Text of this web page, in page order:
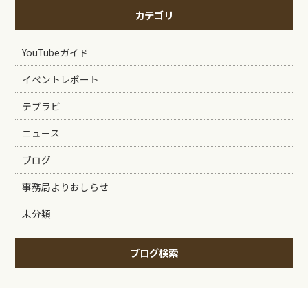
カテゴリ
YouTubeガイド
イベントレポート
テブラビ
ニュース
ブログ
事務局よりおしらせ
未分類
ブログ検索